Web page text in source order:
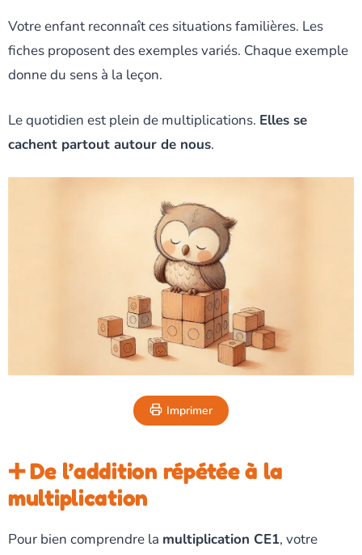
Votre enfant reconnaît ces situations familières. Les
fiches proposent des exemples variés. Chaque exemple
donne du sens à la leçon.
Le quotidien est plein de multiplications. Elles se
cachent partout autour de nous.
Imprimer
➕ De l’addition répétée à la
multiplication
Pour bien comprendre la multiplication CE1, votre